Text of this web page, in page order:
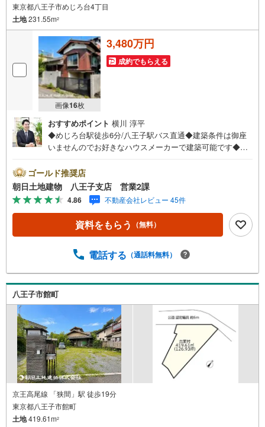
東京都八王子市めじろ台4丁目
土地231.55m2
画像16枚
3,480万円
成約でもらえる
おすすめポイント 横川 淳平
◆めじろ台駅徒歩6分/八王子駅バス直通◆建築条件は御座
いませんのでお好きなハウスメーカーで建築可能です◆理
道路5m幅で車の出し入れも楽々※バザール会場には、ベビ
ーベッドや キッズスペースをご用意しております。 小
さなお子様連れでも、安心してご来場ください！資料請
求、住宅ローンのご相談などお気軽にお問合せください！
スタッフ25名でお客様がご覧になったことのない情報を多
数ご用意しております。インターネット、チラシなどに掲
紹介可能です。 担当営業へご希望をお伝えください！■ご
社へのご来社など、ご相談ください。ご希望があれば周辺
環境、お客様の希望に合わせた物件などもご案内をいたし
ます。お住まい探しは朝日土地建物（株）八王子店 営業2
課にお任せください！
ゴールド推奨店
朝日土地建物 八王子支店 営業2課
4.86 不動産会社レビュー 45件
資料をもらう （無料）
電話する （通話料無料）
八王子市館町
京王高尾線 「狭間」駅 徒歩19分
東京都八王子市館町
土地419.61m2